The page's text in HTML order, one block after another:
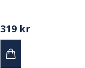
319 kr